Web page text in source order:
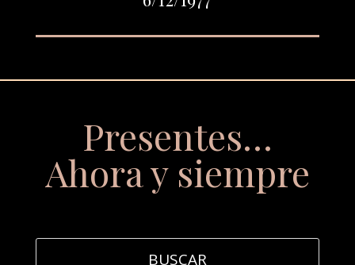
Presentes…
Ahora y siempre